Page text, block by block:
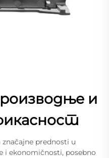
и
prednosti u
i ekonomičnosti, posebno